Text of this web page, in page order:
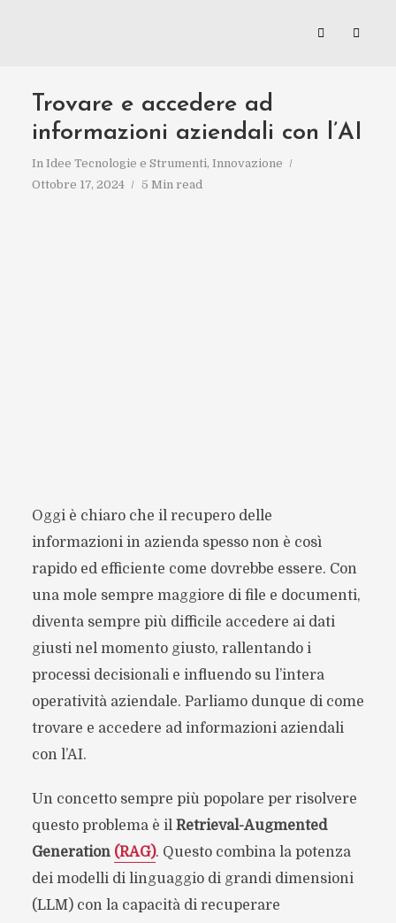
Trovare e accedere ad
informazioni aziendali con l’AI
In Idee Tecnologie e Strumenti, Innovazione
Ottobre 17, 2024
5 Min read
Oggi è chiaro che il recupero delle
informazioni in azienda spesso non è così
rapido ed efficiente come dovrebbe essere. Con
una mole sempre maggiore di file e documenti,
diventa sempre più difficile accedere ai dati
giusti nel momento giusto, rallentando i
processi decisionali e influendo su l’intera
operatività aziendale. Parliamo dunque di come
trovare e accedere ad informazioni aziendali
con l’AI.
Un concetto sempre più popolare per risolvere
questo problema è il Retrieval-Augmented
Generation (RAG). Questo combina la potenza
dei modelli di linguaggio di grandi dimensioni
(LLM) con la capacità di recuperare